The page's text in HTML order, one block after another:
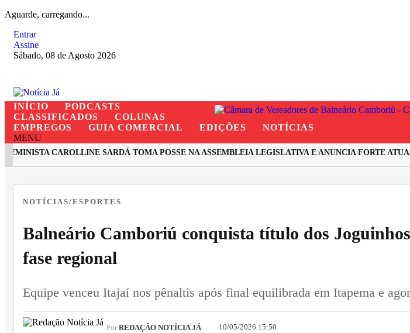
Aguarde, carregando...
Entrar
Assine
Sábado, 08 de Agosto 2026
INÍCIO
PODCASTS
CLASSIFICADOS
COLUNAS
EMPREGOS
GUIA COMERCIAL EDIÇÕES
NOTÍCIAS
MENU
CAROLLINE SARDÁ TOMA POSSE NA ASSEMBLEIA LEGISLATIVA E ANUNCIA FORTE
NOTÍCIAS/ESPORTES
Balneário Camboriú conquista título dos
fase regional
Equipe venceu Itajaí nos pênaltis após final equilibrada em Itapema e
Por REDAÇÃO NOTÍCIA JÁ 10/05/2026 15:50